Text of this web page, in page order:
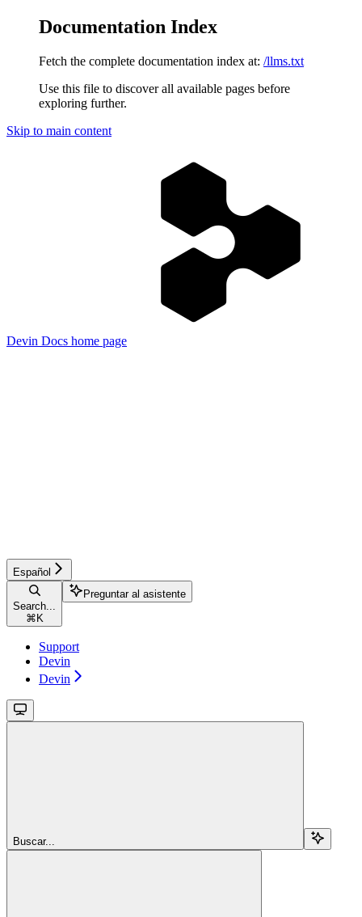
Documentation Index
Fetch the complete documentation index at: /llms.txt
Use this file to discover all available pages before
exploring further.
Skip to main content
Devin Docs home page
Español
Search...
⌘ K
Preguntar al asistente
Support
Devin
Devin
Buscar...